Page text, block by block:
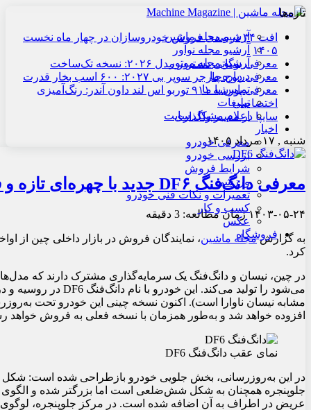
آرشیو مجله ماشین
آرشیو مجله نوآور
آرشیو مجله موتور
درباره ما
تماس با ما
تبلیغات
اعلام مشکل سایت
اخبار
معرفی خودرو
بررسی خودرو
شرایط فروش
ورزشی
تعمیرات و نکات فنی خودرو
کسب و کار
عکس
فروشگاه
تازه‌ها
افت ۳۴ درصدی فروش خودروسازان در چهار ماه نخست
۱۴۰۵
معرفی بوگاتی دستریر مدل ۲۰۲۶: نسخه تک‌ساخت
معرفی دوج چارجر سوپر بی ۲۰۲۷: ۶۰۰ اسب بخار قدرت
معرفی پورشه ۹۱۱ توربو اس لند داون آندر: رنگ‌آمیزی
اختصاصی
سایپا در مسیر واگذاری
شنبه , ۱۷ مرداد ۱۴۰۵
معرفی دانگ‌فنگ DF۶ جدید با چهره‌ای تازه و فناوری قدرتمندتر
۱۴۰۳-۰۵-۲۴زمان مطالعه: 3 دقیقه
به گزارشمجله ماشین، نمایندگان فروش در بازار داخلی چین از
کرد.
در چین، نیسان و دانگ‌فنگ یک سرمایه‌گذاری مشترک دارند که
افزوده خواهد شد و به‌طور همزمان با نسخه فعلی به فروش خواهد
نمای عقب دانگ‌فنگ DF6
در این به‌روزرسانی، بخش جلویی خودرو بازطراحی شده است: شکل
جلوپنجره همچنان به شکل شش‌ضلعی است اما بزرگتر شده و
عریض در اطراف به آن اضافه شده است. در مرکز جلوپنجره،